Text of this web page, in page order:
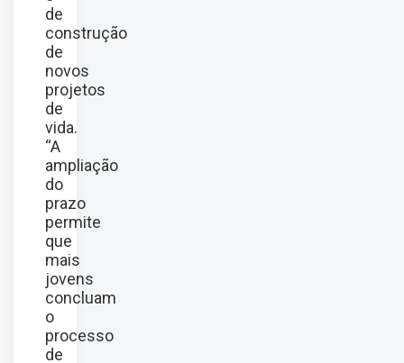
de
construção
de
novos
projetos
de
vida.
“A
ampliação
do
prazo
permite
que
mais
jovens
concluam
o
processo
de